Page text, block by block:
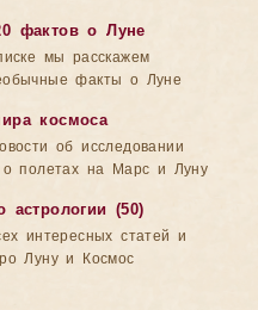
фактов о Луне
мы расскажем
факты о Луне
космоса
об исследовании
о полетах на Марс и Луну
астрологии (50)
интересных статей и
Луну и Космос